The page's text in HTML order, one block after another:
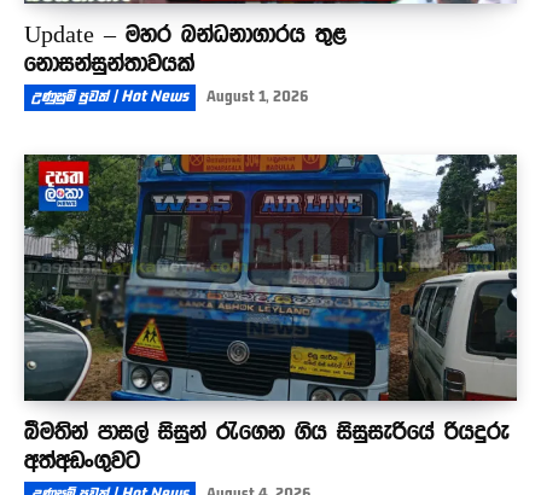
Update – මහර බන්ධනාගාරය තුළ
නොසන්සුන්තාවයක්
උණුසුම් පුවත් | Hot News August 1, 2026
බීමතින් පාසල් සිසුන් රැගෙන ගිය සිසුසැරියේ රියදුරු
අත්අඩංගුවට